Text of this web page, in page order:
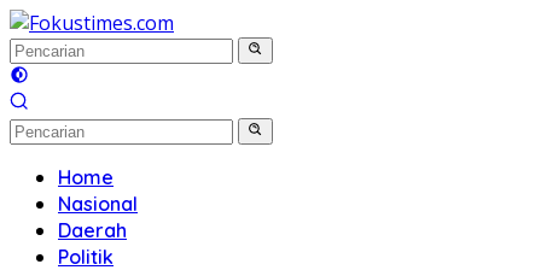
Langsung
ke
konten
Home
Nasional
Daerah
Politik